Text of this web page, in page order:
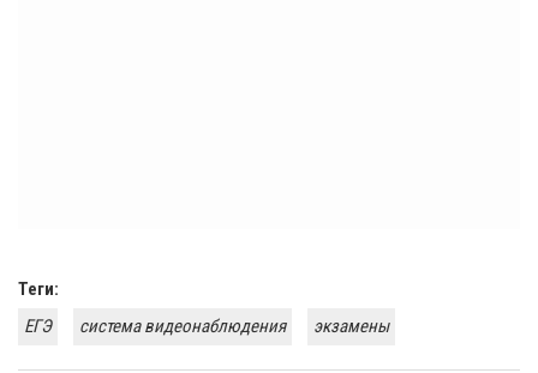
Теги:
ЕГЭ
система видеонаблюдения экзамены